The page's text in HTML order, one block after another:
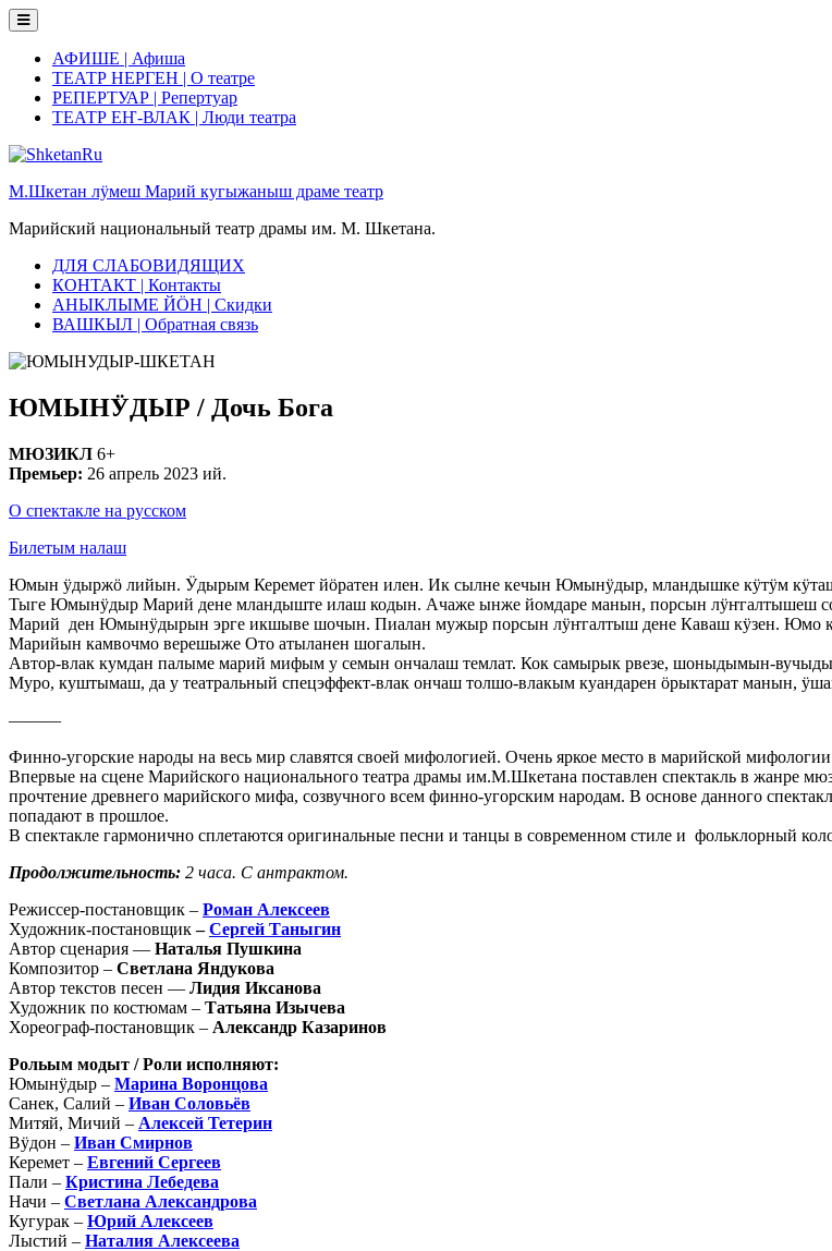
Skip
to
contentАФИШЕ | Афиша
ТЕАТР НЕРГЕН | О театре
РЕПЕРТУАР | Репертуар
ТЕАТР ЕҤ-ВЛАК | Люди театра
М.Шкетан лӱмеш Марий кугыжаныш драме театр
Марийский национальный театр драмы им. М. Шкетана.
ДЛЯ СЛАБОВИДЯЩИХ
КОНТАКТ | Контакты
АНЫКЛЫМЕ ЙӦН | Скидки
ВАШКЫЛ | Обратная связь
ЮМЫНӰДЫР / Дочь Бога
МЮЗИКЛ 6+
Премьер: 26 апрель 2023 ий.
О спектакле на русском
Билетым налаш
Юмын ӱдыржö лийын. Ӱдырым Керемет йöратен илен. Ик сылне кечын Юмынӱдыр, мландышке кӱтӱм
Тыге Юмынӱдыр Марий дене мландыште илаш кодын. Ачаже ынже йомдаре манын, порсын лӱҥгалтышеш
Марий ден Юмынӱдырын эрге икшыве шочын. Пиалан мужыр порсын лӱҥгалтыш дене Каваш кӱзен. Юмо
Марийын камвочмо верешыже Ото атыланен шогалын.
Автор-влак кумдан палыме марий мифым у семын ончалаш темлат. Кок самырык рвезе, шоныдымын-
Муро, куштымаш, да у театральный спецэффект-влак ончаш толшо-влакым куандарен öрыктарат манын,
———
Финно-угорские народы на весь мир славятся своей мифологией. Очень яркое место в марийской
Впервые на сцене Марийского национального театра драмы им.М.Шкетана поставлен спектакль в жанре
прочтение древнего марийского мифа, созвучного всем финно-угорским народам. В основе данного
попадают в прошлое.
В спектакле гармонично сплетаются оригинальные песни и танцы в современном стиле и фольклорный
Продолжительность: 2 часа. С антрактом.
Режиссер-постановщик – Роман Алексеев
Художник-постановщик–Сергей Таныгин
Автор сценария — Наталья Пушкина
Композитор – Светлана Яндукова
Автор текстов песен — Лидия Иксанова
Художник по костюмам – Татьяна Изычева
Хореограф-постановщик – Александр Казаринов
Рольым модыт / Роли исполняют:
Юмынÿдыр – Марина Воронцова
Cанек, Cалий – Иван Соловьёв
Митяй, Мичий – Алексей Тетерин
Вÿдон – Иван Смирнов
Керемет – Евгений Сергеев
Пали – Кристина Лебедева
Начи – Светлана Александрова
Кугурак – Юрий Алексеев
Лыстий – Наталия Алексеева